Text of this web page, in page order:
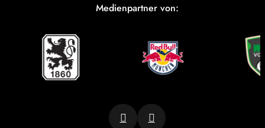
Medienpartner von: